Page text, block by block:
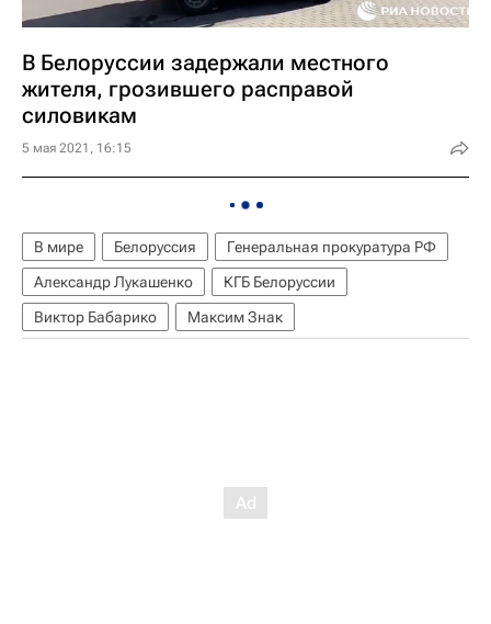
В Белоруссии задержали местного
жителя, грозившего расправой
силовикам
5 мая 2021, 16:15
В мире Белоруссия
Генеральная прокуратура РФ
Александр Лукашенко
КГБ Белоруссии
Виктор Бабарико
Максим Знак